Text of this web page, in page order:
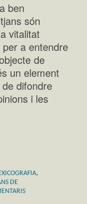
ben
són
vitalitat
a entendre
de
un element
difondre
i les
,
DE